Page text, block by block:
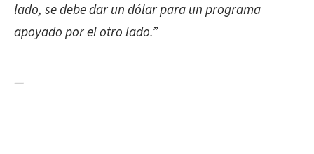
lado, se debe dar un dólar para un programa
apoyado por el otro lado.”
—